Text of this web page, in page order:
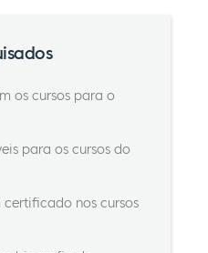
os cursos para o
para os cursos do
nos cursos